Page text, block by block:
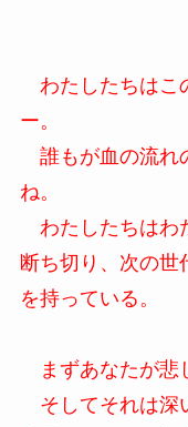
わたしたちはこ
ー。
誰もが血の流れ
ね。
わたしたちはわ
断ち切り、次の世
を持っている。
まずあなたが悲
そしてそれは深